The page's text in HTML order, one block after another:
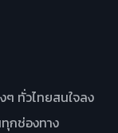
ๆ ทั่วไทยสนใจลง
กช่องทาง